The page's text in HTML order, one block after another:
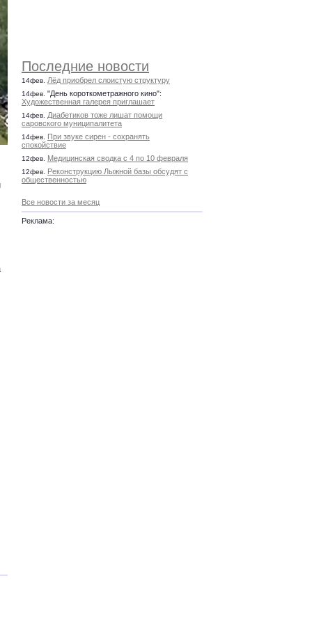
Последние новости
14фев. Лёд приобрел слоистую структуру
14фев. "День короткометражного кино":
Художественная галерея приглашает
14фев.
Диабетиков тоже лишат помощи
саровского муниципалитета
14фев.
При звуке сирен - сохранять
спокойствие
12фев. Медицинская сводка с 4 по 10 февраля
12фев.
Реконструкцию Лыжной базы обсудят с
общественностью
Все новости за месяц
Реклама: